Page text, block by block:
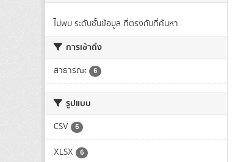
ไม่พบ ระดับชั้นข้อมูล ที่ตรงกับที่ค้นหา
การเข้าถึง
สาธารณะ 6
รูปแบบ
CSV 6
XLSX 6